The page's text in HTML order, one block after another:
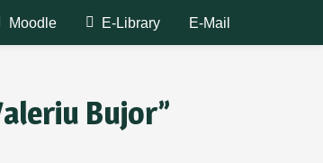
Moodle E-Library E-Mail
Bujor”